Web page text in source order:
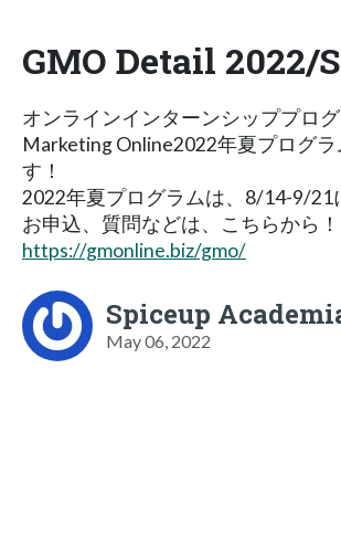
GMO Detail 2022/
オンラインインターンシッププロ
Marketing Online2022年夏プログ
す！
2022年夏プログラムは、8/14-9/21
お申込、質問などは、こちらから！
https://gmonline.biz/gmo/
Spiceup
May 06, 2022